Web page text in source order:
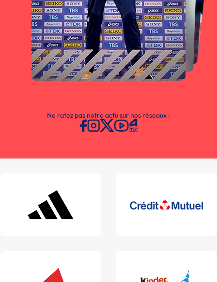
Ne ratez pas notre actu sur nos réseaux :